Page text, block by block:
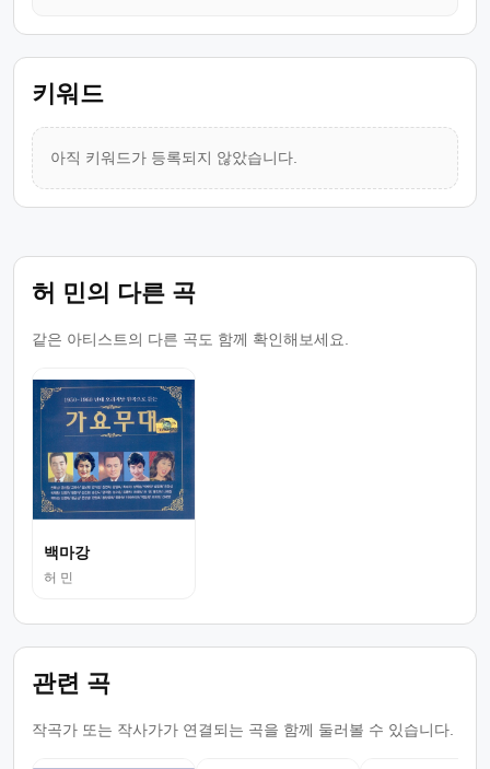
키워드
아직 키워드가 등록되지 않았습니다.
허 민의 다른 곡
같은 아티스트의 다른 곡도 함께 확인해보세요.
백마강
허 민
관련 곡
작곡가 또는 작사가가 연결되는 곡을 함께 둘러볼 수 있습니다.